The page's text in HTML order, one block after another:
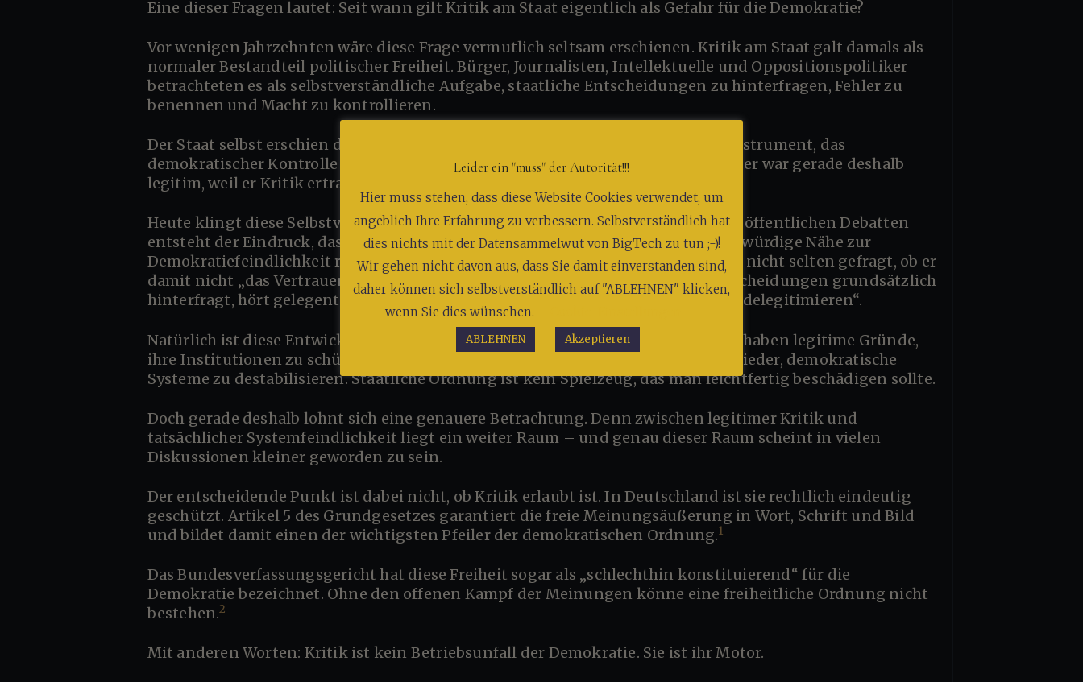
Eine dieser Fragen lautet: Seit wann gilt Kritik am Staat eigentlich als Gefahr für die Demokratie?
Vor wenigen Jahrzehnten wäre diese Frage vermutlich seltsam erschienen. Kritik am Staat galt damals als
normaler Bestandteil politischer Freiheit. Bürger, Journalisten, Intellektuelle und Oppositionspolitiker
betrachteten es als selbstverständliche Aufgabe, staatliche Entscheidungen zu hinterfragen, Fehler zu
benennen und Macht zu kontrollieren.
Der Staat selbst erschien dabei nicht als empfindliches Wesen, sondern als ein Instrument, das
demokratischer Kontrolle unterliegt. Er war stark genug, Kritik zu ertragen – ja, er war gerade deshalb
legitim, weil er Kritik ertragen konnte.
Heute klingt diese Selbstverständlichkeit manchmal erstaunlich fragil. In vielen öffentlichen Debatten
entsteht der Eindruck, dass fundamentale Kritik am Staat plötzlich in eine merkwürdige Nähe zur
Demokratiefeindlichkeit rückt. Wer staatliche Maßnahmen scharf kritisiert, wird nicht selten gefragt, ob er
damit nicht „das Vertrauen in die Institutionen untergräbt“. Wer politische Entscheidungen grundsätzlich
hinterfragt, hört gelegentlich den Vorwurf, solche Kritik könne „die Demokratie delegitimieren“.
Natürlich ist diese Entwicklung nicht völlig aus der Luft gegriffen. Demokratien haben legitime Gründe,
ihre Institutionen zu schützen. Extremistische Bewegungen versuchen immer wieder, demokratische
Systeme zu destabilisieren. Staatliche Ordnung ist kein Spielzeug, das man leichtfertig beschädigen sollte.
Doch gerade deshalb lohnt sich eine genauere Betrachtung. Denn zwischen legitimer Kritik und
tatsächlicher Systemfeindlichkeit liegt ein weiter Raum – und genau dieser Raum scheint in vielen
Diskussionen kleiner geworden zu sein.
Der entscheidende Punkt ist dabei nicht, ob Kritik erlaubt ist. In Deutschland ist sie rechtlich eindeutig
geschützt. Artikel 5 des Grundgesetzes garantiert die freie Meinungsäußerung in Wort, Schrift und Bild
und bildet damit einen der wichtigsten Pfeiler der demokratischen Ordnung.1
Das Bundesverfassungsgericht hat diese Freiheit sogar als „schlechthin konstituierend“ für die
Demokratie bezeichnet. Ohne den offenen Kampf der Meinungen könne eine freiheitliche Ordnung nicht
bestehen.2
Mit anderen Worten: Kritik ist kein Betriebsunfall der Demokratie. Sie ist ihr Motor.
Leider ein "muss" der Autorität!!!
Hier muss stehen, dass diese Website Cookies verwendet, um
angeblich Ihre Erfahrung zu verbessern. Selbstverständlich hat
dies nichts mit der Datensammelwut von BigTech zu tun ;-)!
Wir gehen nicht davon aus, dass Sie damit einverstanden sind,
daher können sich selbstverständlich auf "ABLEHNEN" klicken,
wenn Sie dies wünschen.
ABLEHNEN Akzeptieren